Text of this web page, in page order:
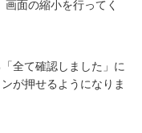
画面の縮小を行ってく
全て確認しました」に
が押せるようになりま